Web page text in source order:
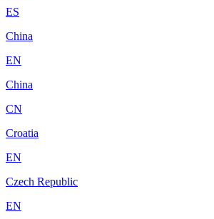
ES
China
EN
China
CN
Croatia
EN
Czech Republic
EN